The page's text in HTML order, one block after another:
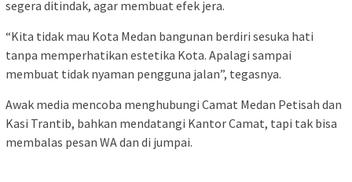
segera ditindak, agar membuat efek jera.
“Kita tidak mau Kota Medan bangunan berdiri sesuka hati
tanpa memperhatikan estetika Kota. Apalagi sampai
membuat tidak nyaman pengguna jalan”, tegasnya.
Awak media mencoba menghubungi Camat Medan Petisah dan
Kasi Trantib, bahkan mendatangi Kantor Camat, tapi tak bisa
membalas pesan WA dan di jumpai.